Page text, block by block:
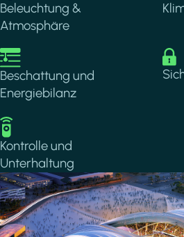
Beleuchtung &
Atmosphäre
Image
Beschattung und
Energiebilanz
Image
Kontrolle und
Unterhaltung